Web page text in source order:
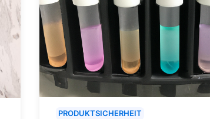
PRODUKTSICHERHEIT